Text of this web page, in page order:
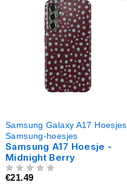
Samsung Galaxy A17 Hoesjes
Samsung-hoesjes
Samsung A17 Hoesje -
Midnight Berry
€21.49